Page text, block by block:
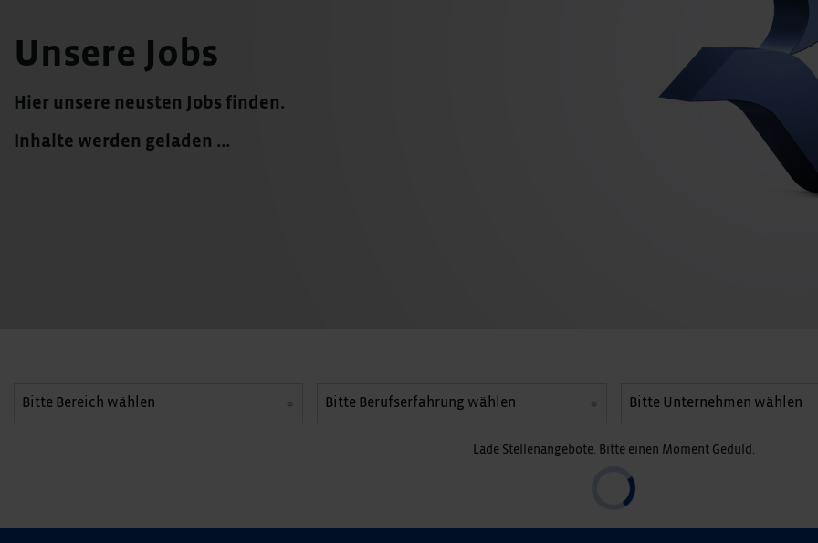
Unsere Jobs
Hier unsere neusten Jobs finden.
Inhalte werden geladen ...
Lade Stellenangebote. Bitte einen Moment Geduld.